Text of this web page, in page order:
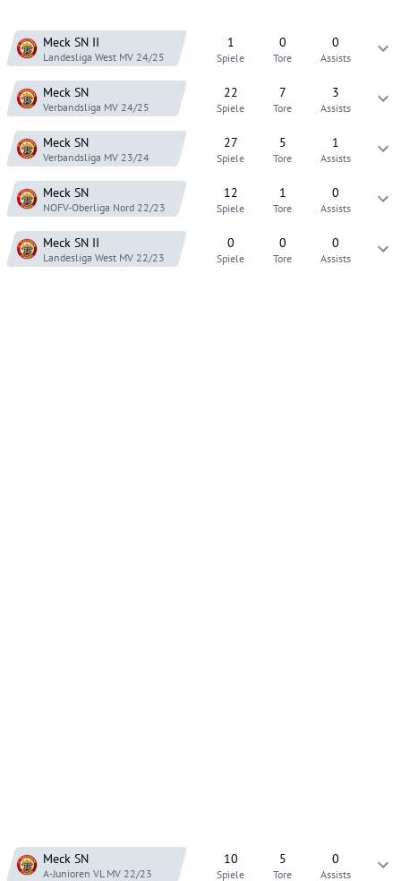
Meck SN II
Landesliga West MV 24/25
1
Spiele
0
Tore
0
Assists
Meck SN
Verbandsliga MV 24/25
22
Spiele
7
Tore
3
Assists
Meck SN
Verbandsliga MV 23/24
27
Spiele
5
Tore
1
Assists
Meck SN
NOFV-Oberliga Nord 22/23
12
Spiele
1
Tore
0
Assists
Meck SN II
Landesliga West MV 22/23
0
Spiele
0
Tore
0
Assists
Meck SN
A-Junioren VL MV 22/23
10
Spiele
5
Tore
0
Assists